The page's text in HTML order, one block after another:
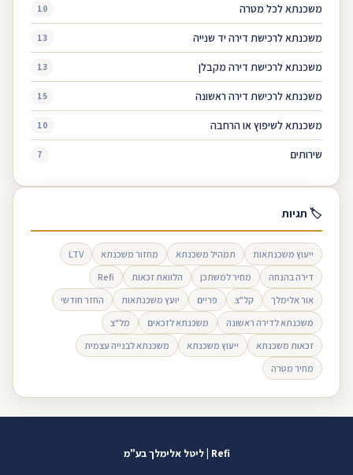
משכנתא לכל מטרה 10
משכנתא לרכישת דירה יד שנייה 13
משכנתא לרכישת דירה מקבלן 13
משכנתא לרכישת דירה ראשונה 15
משכנתא לשיפוץ או הרחבה 10
שירותים 7
🏷 תגיות
ייעוץ משכנתאות תמהיל משכנתא מחזור משכנתא
LTV
דירה בהנחה
מחיר למשתכן הלוואת זכאות
Refi
אור אלימלך
קל"צ פריים יועץ משכנתאות
החזר חודשי
משכנתא לדירה ראשונה
משכנתא לזכאים
מל"צ
זכאות משכנתא
ייעוץ משכנתא
משכנתא לבנייה עצמית
מחיר מטרה
Refi | ליטל אלימלך בע"מ